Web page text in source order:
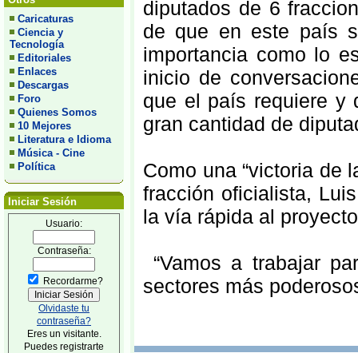
Caricaturas
Ciencia y
Tecnología
Editoriales
Enlaces
Descargas
Foro
Quienes Somos
10 Mejores
Literatura e Idioma
Música - Cine
Política
Iniciar Sesión
Usuario:
Contraseña:
Recordarme?
Olvidaste tu
contraseña?
Eres un visitante.
Puedes registrarte
diputados de 6
de que en este país
importancia como lo
inicio de
que el país requiere y
gran cantidad de
Como una “victoria de
fracción oficialista,
la vía rápida al
“Vamos a trabajar
sectores más